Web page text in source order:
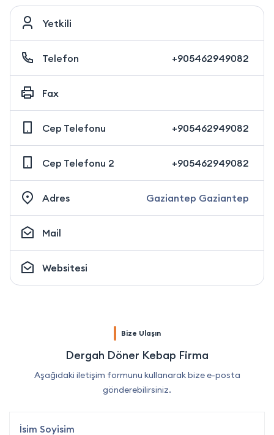
Yetkili
Telefon +905462949082
Fax
Cep Telefonu +905462949082
Cep Telefonu 2 +905462949082
Adres Gaziantep Gaziantep
Mail
Websitesi
Bize Ulaşın
Dergah Döner Kebap Firma
Aşağıdaki iletişim formunu kullanarak bize e-posta
gönderebilirsiniz.